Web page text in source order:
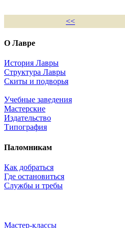
<<
О Лавре
История Лавры
Структура Лавры
Скиты и подворья
Учебные заведения
Мастерские
Издательство
Типография
Паломникам
Как добраться
Где остановиться
Службы и требы
Мастер-классы